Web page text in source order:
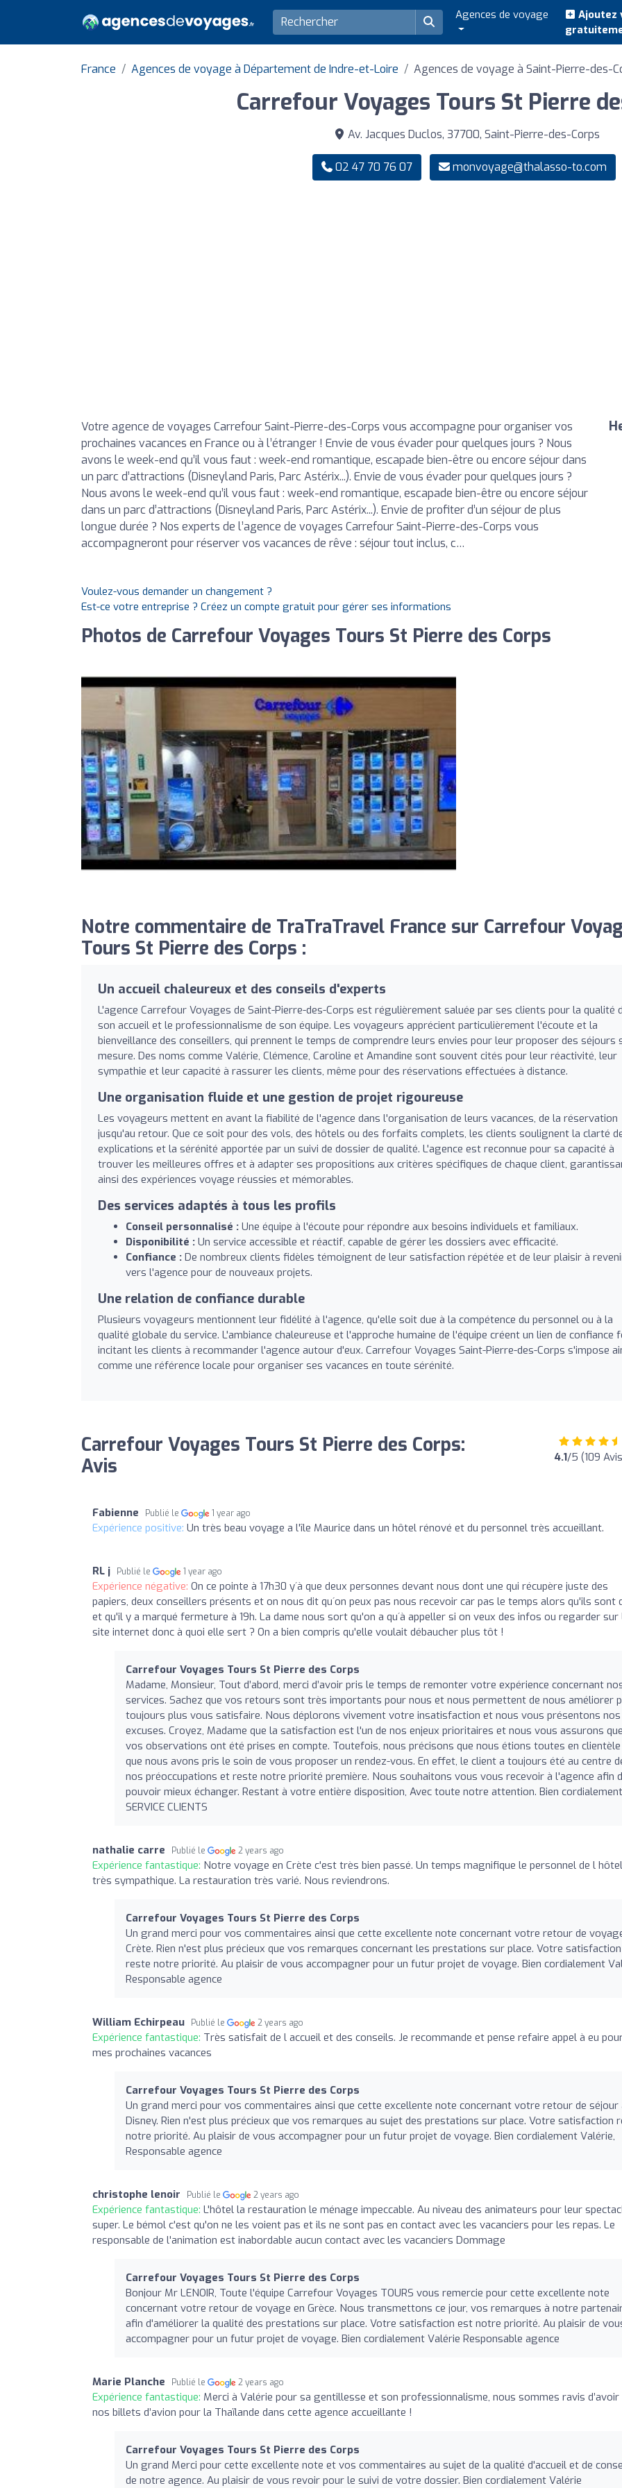
Agences de voyage
Ajoutez
France Agences de voyage à Département de Indre-et-Loire Agences de voyage à Saint-Pierre-des-
Carrefour Voyages Tours St Pierre
Av. Jacques Duclos, 37700, Saint-Pierre-des-Corps
02 47 70 76 07 monvoyage@thalasso-to.com
Votre agence de voyages Carrefour Saint-Pierre-des-Corps vous accompagne pour organiser vos
prochaines vacances en France ou à l’étranger ! Envie de vous évader pour quelques jours ? Nous
avons le week-end qu’il vous faut : week-end romantique, escapade bien-être ou encore séjour dans
un parc d’attractions (Disneyland Paris, Parc Astérix...). Envie de vous évader pour quelques jours ?
Nous avons le week-end qu’il vous faut : week-end romantique, escapade bien-être ou encore séjour
dans un parc d’attractions (Disneyland Paris, Parc Astérix...). Envie de profiter d’un séjour de plus
longue durée ? Nos experts de l’agence de voyages Carrefour Saint-Pierre-des-Corps vous
accompagneront pour réserver vos vacances de rêve : séjour tout inclus, c…
Voulez-vous demander un changement ?
Est-ce votre entreprise ? Créez un compte gratuit pour gérer ses informations
Photos de Carrefour Voyages Tours St Pierre des Corps
Notre commentaire de TraTraTravel France sur Carrefour
Tours St Pierre des Corps :
Un accueil chaleureux et des conseils d'experts
L'agence Carrefour Voyages de Saint-Pierre-des-Corps est régulièrement saluée par ses clients pour la qualité
son accueil et le professionnalisme de son équipe. Les voyageurs apprécient particulièrement l'écoute et la
bienveillance des conseillers, qui prennent le temps de comprendre leurs envies pour leur proposer des séjours
mesure. Des noms comme Valérie, Clémence, Caroline et Amandine sont souvent cités pour leur réactivité, leur
sympathie et leur capacité à rassurer les clients, même pour des réservations effectuées à distance.
Une organisation fluide et une gestion de projet rigoureuse
Les voyageurs mettent en avant la fiabilité de l'agence dans l'organisation de leurs vacances, de la réservation
jusqu'au retour. Que ce soit pour des vols, des hôtels ou des forfaits complets, les clients soulignent la clarté
explications et la sérénité apportée par un suivi de dossier de qualité. L'agence est reconnue pour sa capacité à
trouver les meilleures offres et à adapter ses propositions aux critères spécifiques de chaque client,
ainsi des expériences voyage réussies et mémorables.
Des services adaptés à tous les profils
Conseil personnalisé : Une équipe à l'écoute pour répondre aux besoins individuels et familiaux.
Disponibilité : Un service accessible et réactif, capable de gérer les dossiers avec efficacité.
Confiance : De nombreux clients fidèles témoignent de leur satisfaction répétée et de leur plaisir à
vers l'agence pour de nouveaux projets.
Une relation de confiance durable
Plusieurs voyageurs mentionnent leur fidélité à l'agence, qu'elle soit due à la compétence du personnel ou à la
qualité globale du service. L'ambiance chaleureuse et l'approche humaine de l'équipe créent un lien de confiance
incitant les clients à recommander l'agence autour d'eux. Carrefour Voyages Saint-Pierre-des-Corps s'impose
comme une référence locale pour organiser ses vacances en toute sérénité.
Carrefour Voyages Tours St Pierre des Corps:
Avis
4.1/5 (109
Fabienne Publié le 1 year ago
Expérience positive: Un très beau voyage a l'île Maurice dans un hôtel rénové et du personnel très accueillant.
RL j Publié le 1 year ago
Expérience négative: On ce pointe à 17h30 y´à que deux personnes devant nous dont une qui récupère juste des
papiers, deux conseillers présents et on nous dit qu´on peux pas nous recevoir car pas le temps alors qu'ils sont
et qu'il y a marqué fermeture à 19h. La dame nous sort qu'on a qu´à appeller si on veux des infos ou regarder sur
site internet donc à quoi elle sert ? On a bien compris qu'elle voulait débaucher plus tôt !
Carrefour Voyages Tours St Pierre des Corps
Madame, Monsieur, Tout d’abord, merci d’avoir pris le temps de remonter votre expérience concernant
services. Sachez que vos retours sont très importants pour nous et nous permettent de nous améliorer
toujours plus vous satisfaire. Nous déplorons vivement votre insatisfaction et nous vous présentons nos
excuses. Croyez, Madame que la satisfaction est l'un de nos enjeux prioritaires et nous vous assurons
vos observations ont été prises en compte. Toutefois, nous précisons que nous étions toutes en
que nous avons pris le soin de vous proposer un rendez-vous. En effet, le client a toujours été au centre
nos préoccupations et reste notre priorité première. Nous souhaitons vous vous recevoir à l'agence afin
pouvoir mieux échanger. Restant à votre entière disposition, Avec toute notre attention. Bien
SERVICE CLIENTS
nathalie carre Publié le 2 years ago
Expérience fantastique: Notre voyage en Crète c'est très bien passé. Un temps magnifique le personnel de l hôtel
très sympathique. La restauration très varié. Nous reviendrons.
Carrefour Voyages Tours St Pierre des Corps
Un grand merci pour vos commentaires ainsi que cette excellente note concernant votre retour de
Crète. Rien n'est plus précieux que vos remarques concernant les prestations sur place. Votre satisfaction
reste notre priorité. Au plaisir de vous accompagner pour un futur projet de voyage. Bien cordialement
Responsable agence
William Echirpeau Publié le 2 years ago
Expérience fantastique: Très satisfait de l accueil et des conseils. Je recommande et pense refaire appel à eu
mes prochaines vacances
Carrefour Voyages Tours St Pierre des Corps
Un grand merci pour vos commentaires ainsi que cette excellente note concernant votre retour de séjour
Disney. Rien n'est plus précieux que vos remarques au sujet des prestations sur place. Votre satisfaction
notre priorité. Au plaisir de vous accompagner pour un futur projet de voyage. Bien cordialement Valérie,
Responsable agence
christophe lenoir Publié le 2 years ago
Expérience fantastique: L'hôtel la restauration le ménage impeccable. Au niveau des animateurs pour leur
super. Le bémol c'est qu'on ne les voient pas et ils ne sont pas en contact avec les vacanciers pour les repas. Le
responsable de l'animation est inabordable aucun contact avec les vacanciers Dommage
Carrefour Voyages Tours St Pierre des Corps
Bonjour Mr LENOIR, Toute l'équipe Carrefour Voyages TOURS vous remercie pour cette excellente note
concernant votre retour de voyage en Grèce. Nous transmettons ce jour, vos remarques à notre
afin d'améliorer la qualité des prestations sur place. Votre satisfaction est notre priorité. Au plaisir de
accompagner pour un futur projet de voyage. Bien cordialement Valérie Responsable agence
Marie Planche Publié le 2 years ago
Expérience fantastique: Merci à Valérie pour sa gentillesse et son professionnalisme, nous sommes ravis d’avoir
nos billets d’avion pour la Thaïlande dans cette agence accueillante !
Carrefour Voyages Tours St Pierre des Corps
Un grand Merci pour cette excellente note et vos commentaires au sujet de la qualité d'accueil et de
de notre agence. Au plaisir de vous revoir pour le suivi de votre dossier. Bien cordialement Valérie